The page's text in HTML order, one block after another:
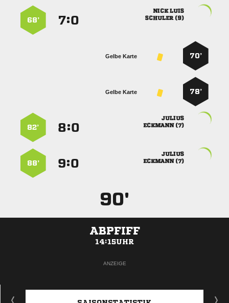
 
 
:
68’
70’
Gelbe Karte
78’
Gelbe Karte

 
:
82’

 
:
88’
90'
ABPFIFF
14:15UHR
ANZEIGE